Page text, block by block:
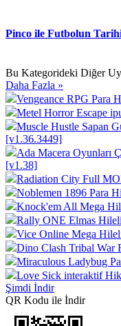
Pinco ile Futbolun
Bu Kategorideki Diğer
Daha Fazla »
Vengeance RPG
Metel Horror Escape
Muscle Hustle Sapan
[v1.36.3449]
Ada Macera Oyunları
[v1.38]
Radiation City Full
Noblemen 1896 Para
Knock'em All Mega
Rally ONE Elmas
Vice Online Mega
Dino Clash Tribal War
Miraculous Ladybug
Love Sick interaktif
Şimdi İndir
QR Kodu ile İndir